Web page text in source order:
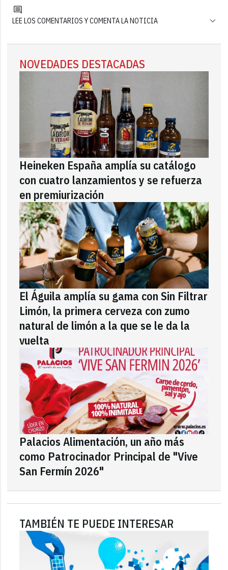
LEE LOS COMENTARIOS Y COMENTA LA NOTICIA
NOVEDADES DESTACADAS
Heineken España amplía su catálogo
con cuatro lanzamientos y se refuerza
en premiurización
El Águila amplía su gama con Sin Filtrar
Limón, la primera cerveza con zumo
natural de limón a la que se le da la
vuelta
Palacios Alimentación, un año más
como Patrocinador Principal de "Vive
San Fermín 2026"
TAMBIÉN TE PUEDE INTERESAR